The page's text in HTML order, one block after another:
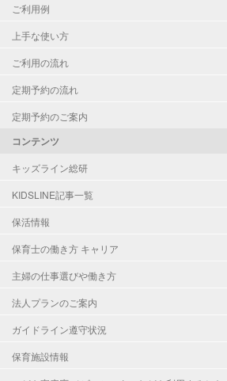
ご利用例
上手な使い方
ご利用の流れ
定期予約の流れ
定期予約のご案内
コンテンツ
キッズライン総研
KIDSLINE記事一覧
保活情報
保育士の働き方 キャリア
主婦の仕事選びや働き方
法人プランのご案内
ガイドライン遵守状況
保育施設情報